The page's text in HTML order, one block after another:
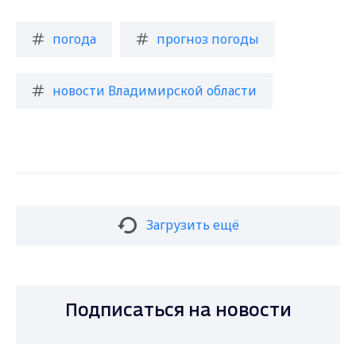
погода прогноз погоды
новости Владимирской области
Загрузить ещё
Подписаться на новости